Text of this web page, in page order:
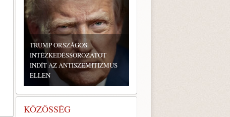
TRUMP ORSZÁGOS
INTÉZKEDÉSSOROZATOT
INDÍT AZ ANTISZEMITIZMUS
ELLEN
KÖZÖSSÉG